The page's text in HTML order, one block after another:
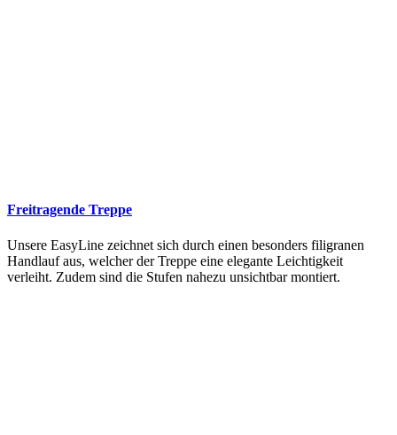
Freitragende Treppe
Unsere EasyLine zeichnet sich durch einen besonders filigranen
Handlauf aus, welcher der Treppe eine elegante Leichtigkeit
verleiht. Zudem sind die Stufen nahezu unsichtbar montiert.